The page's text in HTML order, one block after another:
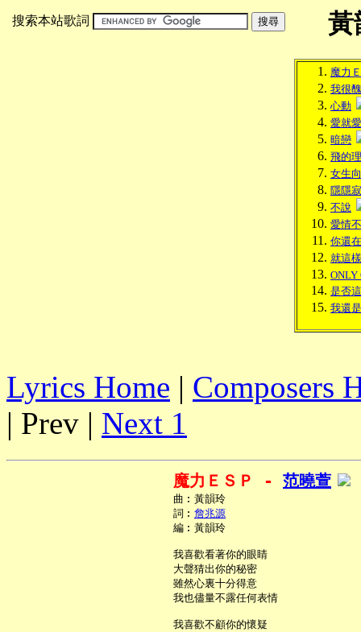
搜索本站歌詞
魔力
我很
心動
愛就愛
暗戀
飛的
女生
隱隱
不說
愛情
你還
就這
ONLY
是否
我還
Lyrics Home | Composers
| Prev | Next 1
魔力ＥＳＰ - 范曉萱
     曲︰黃韻玲
     詞︰
詹兆源
     編︰黃韻玲
     我喜歡看著你的眼睛
     大聲猜出你的秘密
     雖然心裏十分得意
     我也儘量不露任何表情
     我喜歡不顧你的懷疑